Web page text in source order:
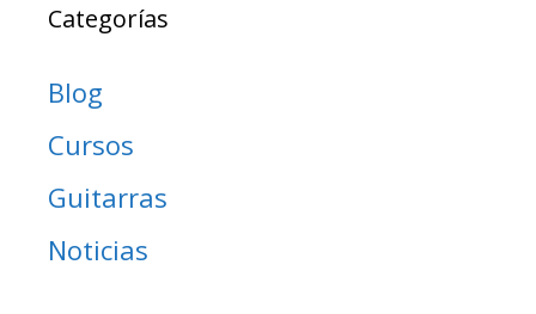
Categorías
Blog
Cursos
Guitarras
Noticias